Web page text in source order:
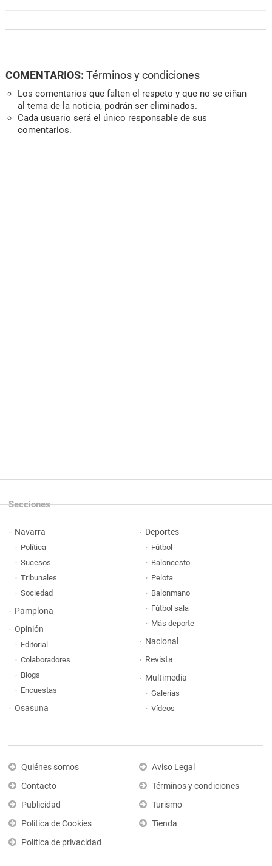
COMENTARIOS: Términos y condiciones
Los comentarios que falten el respeto y que no se ciñan
al tema de la noticia, podrán ser eliminados.
Cada usuario será el único responsable de sus
comentarios.
Secciones
Navarra
Política
Sucesos
Tribunales
Sociedad
Pamplona
Opinión
Editorial
Colaboradores
Blogs
Encuestas
Osasuna
Deportes
Fútbol
Baloncesto
Pelota
Balonmano
Fútbol sala
Más deporte
Nacional
Revista
Multimedia
Galerías
Vídeos
Quiénes somos
Contacto
Publicidad
Política de Cookies
Política de privacidad
Aviso Legal
Términos y condiciones
Turismo
Tienda